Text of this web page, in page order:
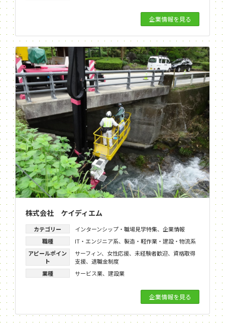
企業情報を見る
株式会社 ケイディエム
カテゴリー インターンシップ・職場見学特集、 企業情報
職種
IT・エンジニア系、 製造・軽作業・建設・物流系
アピールポイン
ト
サーフィン、 女性応援、 未経験者歓迎、 資格取得
支援、 退職金制度
業種
サービス業、 建設業
企業情報を見る